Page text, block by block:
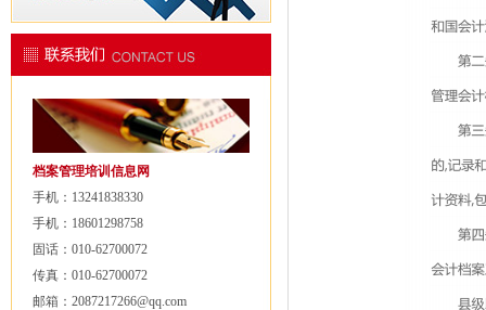
档案管理培训信息网
手机：13241838330
手机：18601298758
固话：010-62700072
传真：010-62700072
邮箱：2087217266@qq.com